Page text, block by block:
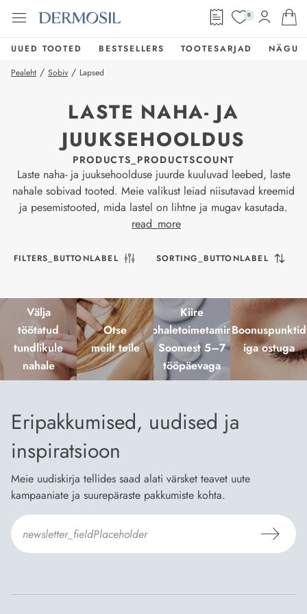
0
UUED TOOTED BESTSELLERS TOOTESARJAD
NÄGU
Pealeht / Sobiv / Lapsed
LASTE NAHA- JA
JUUKSEHOOLDUS
PRODUCTS_PRODUCTSCOUNT
Laste naha- ja juuksehoolduse juurde kuuluvad leebed, laste
nahale sobivad tooted. Meie valikust leiad niisutavad kreemid
ja pesemistooted, mida lastel on lihtne ja mugav kasutada.
read_more
FILTERS_BUTTONLABEL SORTING_BUTTONLABEL
Välja
töötatud
tundlikule
nahale
Otse
meilt teile
Kiire
kohaletoimetamine
Soomest 5–7
tööpäevaga
Boonuspunktid
iga ostuga
Eripakkumised, uudised ja
inspiratsioon
Meie uudiskirja tellides saad alati värsket teavet uute
kampaaniate ja suurepäraste pakkumiste kohta.